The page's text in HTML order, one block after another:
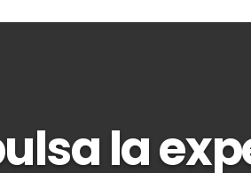
la